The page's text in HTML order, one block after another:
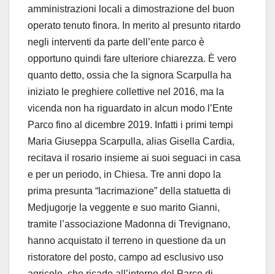
amministrazioni locali a dimostrazione del buon
operato tenuto finora. In merito al presunto ritardo
negli interventi da parte dell’ente parco è
opportuno quindi fare ulteriore chiarezza. È vero
quanto detto, ossia che la signora Scarpulla ha
iniziato le preghiere collettive nel 2016, ma la
vicenda non ha riguardato in alcun modo l’Ente
Parco fino al dicembre 2019. Infatti i primi tempi
Maria Giuseppa Scarpulla, alias Gisella Cardia,
recitava il rosario insieme ai suoi seguaci in casa
e per un periodo, in Chiesa. Tre anni dopo la
prima presunta “lacrimazione” della statuetta di
Medjugorje la veggente e suo marito Gianni,
tramite l’associazione Madonna di Trevignano,
hanno acquistato il terreno in questione da un
ristoratore del posto, campo ad esclusivo uso